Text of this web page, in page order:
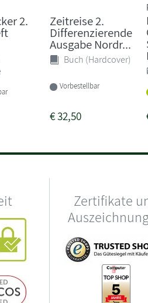
2. Zeitreise 2.
Differenzierende
Ausgabe Nordr...
Buch (Hardcover)
Vorbestellbar
€32,50
Zertifikate